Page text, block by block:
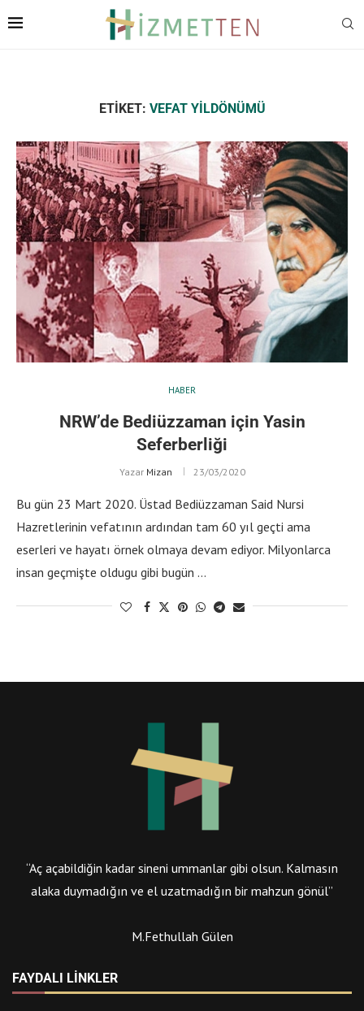
ETIKET: VEFAT YILDÖNÜMÜ
HABER
NRW’de Bediüzzaman için Yasin
Seferberliği
Yazar Mizan 23/03/2020
Bu gün 23 Mart 2020. Üstad Bediüzzaman Said Nursi
Hazretlerinin vefatının ardından tam 60 yıl geçti ama
eserleri ve hayatı örnek olmaya devam ediyor. Milyonlarca
insan geçmişte oldugu gibi bugün …
“Aç açabildiğin kadar sineni ummanlar gibi olsun. Kalmasın
alaka duymadığın ve el uzatmadığın bir mahzun gönül”
M.Fethullah Gülen
FAYDALI LINKLER